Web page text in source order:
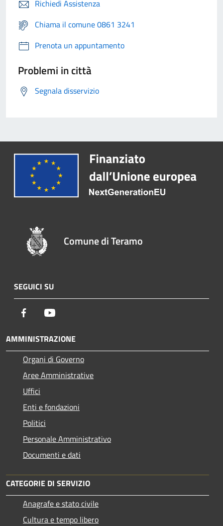
Richiedi Assistenza
Chiama il comune 0861 3241
Prenota un appuntamento
Problemi in città
Segnala disservizio
Comune di Teramo
SEGUICI SU
Facebook
AMMINISTRAZIONE
Organi di Governo
Aree Amministrative
Uffici
Enti e fondazioni
Politici
Personale Amministrativo
Documenti e dati
CATEGORIE DI SERVIZIO
Anagrafe e stato civile
Cultura e tempo libero